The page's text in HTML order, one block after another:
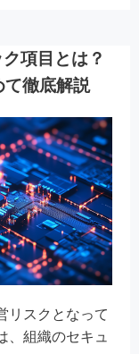
項目とは？
て徹底解説
リスクとなって
、組織のセキュ